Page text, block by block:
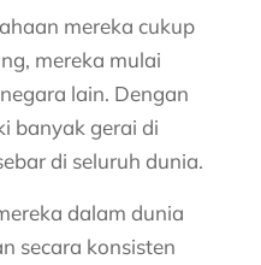
mereka cukup
mereka mulai
lain. Dengan
banyak gerai di
di seluruh dunia.
dalam dunia
secara konsisten